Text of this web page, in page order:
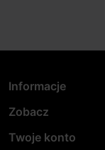
Informacje
Zobacz
Twoje konto